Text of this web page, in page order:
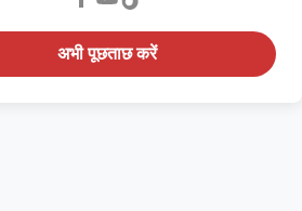
अभी पूछताछ करें